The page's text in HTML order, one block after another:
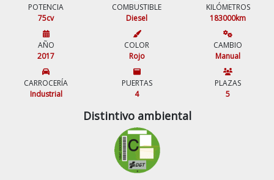
POTENCIA
75cv
COMBUSTIBLE
Diesel
KILÓMETROS
183000km
AÑO
2017
COLOR
Rojo
CAMBIO
Manual
CARROCERÍA
Industrial
PUERTAS
4
PLAZAS
5
Distintivo ambiental